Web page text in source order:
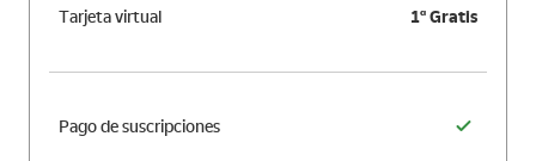
Tarjeta virtual 1ª Gratis
Pago de suscripciones